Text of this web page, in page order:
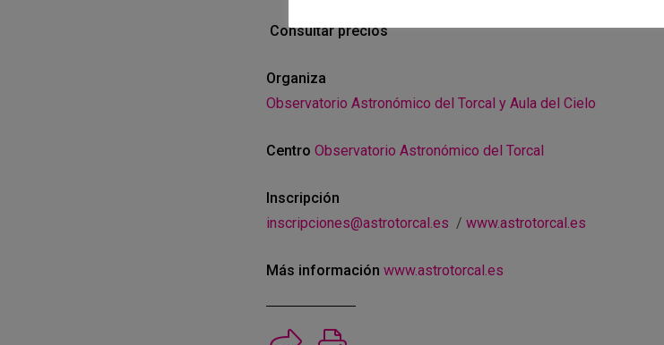
Consultar precios
Organiza
Observatorio Astronómico del Torcal y Aula del Cielo
Centro Observatorio Astronómico del Torcal
Inscripción
inscripciones@astrotorcal.es / www.astrotorcal.es
Más información www.astrotorcal.es